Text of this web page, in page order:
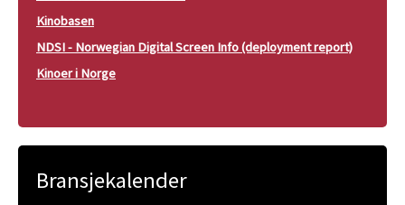
Kinobasen
NDSI - Norwegian Digital Screen Info (deployment report)
Kinoer i Norge
Bransjekalender